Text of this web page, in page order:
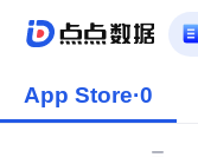
App Store·0